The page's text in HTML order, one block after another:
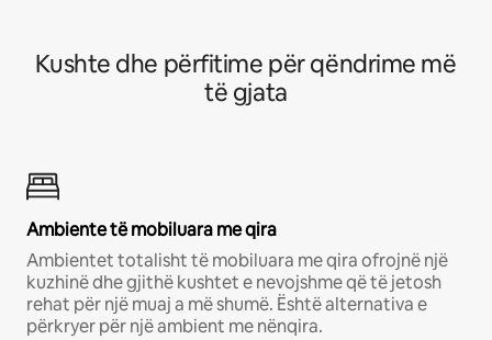
Kushte dhe përfitime për qëndrime më
të gjata
Ambiente të mobiluara me qira
Ambientet totalisht të mobiluara me qira ofrojnë një
kuzhinë dhe gjithë kushtet e nevojshme që të jetosh
rehat për një muaj a më shumë. Është alternativa e
përkryer për një ambient me nënqira.